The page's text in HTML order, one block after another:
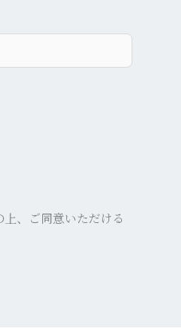
上、ご同意いただける